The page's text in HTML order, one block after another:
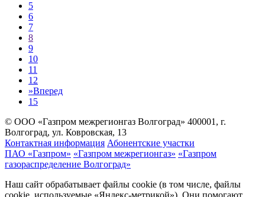
5
6
7
8
9
10
11
12
»Вперед
15
© ООО «Газпром межрегионгаз Волгоград» 400001, г.
Волгоград, ул. Ковровская, 13
Контактная информация Абонентские участки
ПАО «Газпром» «Газпром межрегионгаз» «Газпром
газораспределение Волгоград»
Наш сайт обрабатывает файлы cookie (в том числе, файлы
cookie, используемые «Яндекс-метрикой»). Они помогают